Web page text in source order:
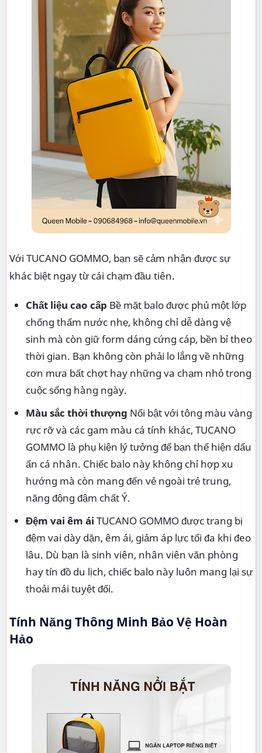
Với TUCANO GOMMO, bạn sẽ cảm nhận được sự
khác biệt ngay từ cái chạm đầu tiên.
Chất liệu cao cấp Bề mặt balo được phủ một lớp
chống thấm nước nhẹ, không chỉ dễ dàng vệ
sinh mà còn giữ form dáng cứng cáp, bền bỉ theo
thời gian. Bạn không còn phải lo lắng về những
cơn mưa bất chợt hay những va chạm nhỏ trong
cuộc sống hàng ngày.
Màu sắc thời thượng Nổi bật với tông màu vàng
rực rỡ và các gam màu cá tính khác, TUCANO
GOMMO là phụ kiện lý tưởng để bạn thể hiện dấu
ấn cá nhân. Chiếc balo này không chỉ hợp xu
hướng mà còn mang đến vẻ ngoài trẻ trung,
năng động đậm chất Ý.
Đệm vai êm ái TUCANO GOMMO được trang bị
đệm vai dày dặn, êm ái, giảm áp lực tối đa khi đeo
lâu. Dù bạn là sinh viên, nhân viên văn phòng
hay tín đồ du lịch, chiếc balo này luôn mang lại sự
thoải mái tuyệt đối.
Tính Năng Thông Minh Bảo Vệ Hoàn
Hảo